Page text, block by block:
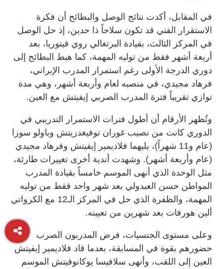
في المقابل، أكدت نتائج الوصل والبطائح أن فكرة
الاستقرار الفني قد تكون سلاحاً ذا حدين، إذ حل الوصل
في المركز الثالث، بقيادة البرتغالي روي فيتوريا، بعد
أربعة أشهر فقط من توليه المهمة، كما هبط البطائح إلى
دوري الدرجة الأولى رغم استمرار المدرب الإيراني،
فرهاد مجيدي، في منصبه لعام وأربعة أشهر، وهي مدة
توازي تقريباً فترة المدرب الصربي إيفيتش مع العين.
وتُظهر الأرقام أن أطول فترات الاستمرار التدريبي في
الدوري كانت من نصيب غوران توفيغدزيتش وباولو سوزا
(عام و11 شهراً)، يليهما فلاديمير إيفيتش وفرهاد مجيدي
(عام وأربعة أشهر). وشهدت أندية أخرى تغييرات طارئة،
مثل الوحدة الذي أنهى الموسم خامساً بقيادة المدرب
المواطن حسن العبدولي بعد شهر واحد فقط من توليه
المهمة، والظفرة الذي حل في المركز الـ12 مع الكرواتي
ألين هورفات بعد شهرين من تعيينه.
وعلى مستوى الجنسيات، فرض المدربون الصرب
حضورهم بقوة في المسابقة، بعدما قاد فلاديمير إيفيتش
العين إلى اللقب، وأنهى سلافيسا يوكانوفيتش الموسم